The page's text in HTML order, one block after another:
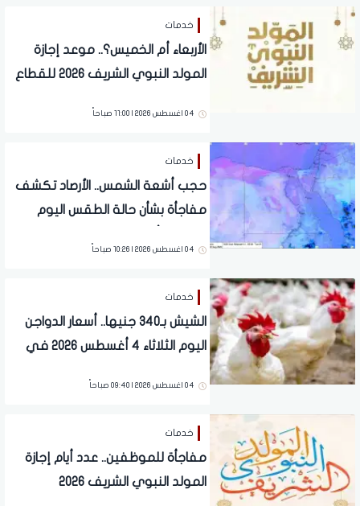
خدمات
الأربعاء أم الخميس؟.. موعد إجازة
المولد النبوي الشريف 2026 للقطاع
04 اغسطس 2026 | 11:00 صباحاً
خدمات
حجب أشعة الشمس.. الأرصاد تكشف
مفاجأة بشأن حالة الطقس اليوم
04 اغسطس 2026 | 10:26 صباحاً
خدمات
الشيش بـ340 جنيها.. أسعار الدواجن
اليوم الثلاثاء 4 أغسطس 2026 في
04 اغسطس 2026 | 09:40 صباحاً
خدمات
مفاجأة للموظفين.. عدد أيام إجازة
المولد النبوي الشريف 2026